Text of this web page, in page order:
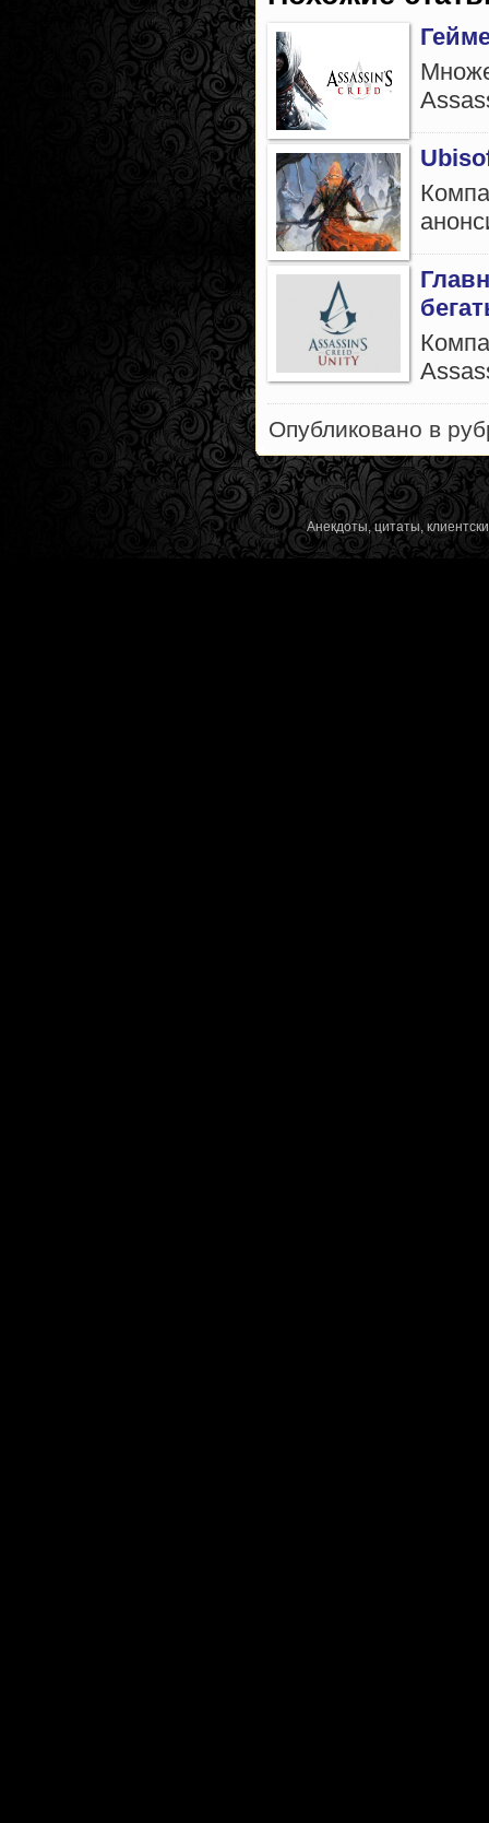
Опубликовано в
Анекдоты, цитаты,